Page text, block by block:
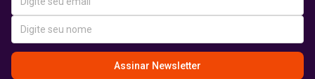
Assinar Newsletter